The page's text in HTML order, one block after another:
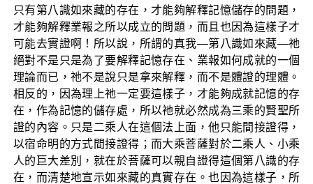
只有第八識如來藏的存在，才能夠解釋記憶儲存的問題，
才能夠解釋業報之所以成立的問題，而且也因為這樣子才
可能去實證啊！所以說，所謂的真我—第八識如來藏—祂
絕對不是只是為了要解釋記憶存在、業報如何成就的一個
理論而已，祂不是說只是拿來解釋，而不是體證的理體。
相反的，因為理上祂一定要這樣子，才能夠成就記憶的存
在，作為記憶的儲存處，所以祂就必然成為三乘的賢聖所
證的內容。只是二乘人在這個法上面，他只能間接證得，
以宿命明的方式間接證得；而大乘菩薩對於二乘人、小乘
人的巨大差別，就在於菩薩可以親自證得這個第八識的存
在，而清楚地宣示如來藏的真實存在。也因為這樣子，所